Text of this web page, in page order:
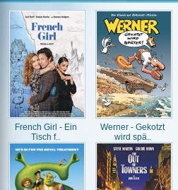
schlecht einparken"
French Girl - Ein
Tisch f..
Werner - Gekotzt
wird spä..